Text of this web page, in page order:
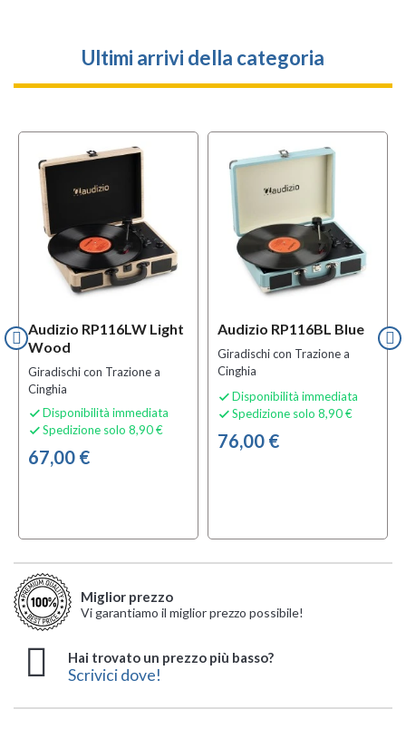
Ultimi arrivi della categoria
Audizio RP116LW Light
Wood
Giradischi con Trazione a
Cinghia
 Disponibilità immediata
 Spedizione solo 8,90 €
67,00 €
Audizio RP116BL Blue
Giradischi con Trazione a
Cinghia
 Disponibilità immediata
 Spedizione solo 8,90 €
76,00 €
Miglior prezzo
Vi garantiamo il miglior prezzo possibile!
Hai trovato un prezzo più basso?
Scrivici dove!